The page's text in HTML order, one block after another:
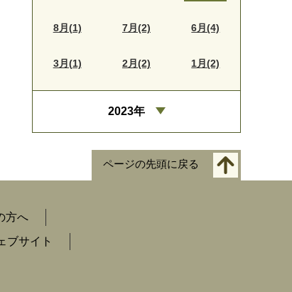
8月(1) 7月(2) 6月(4)
3月(1) 2月(2) 1月(2)
2023年
ページの先頭に戻る
方へ
ブサイト